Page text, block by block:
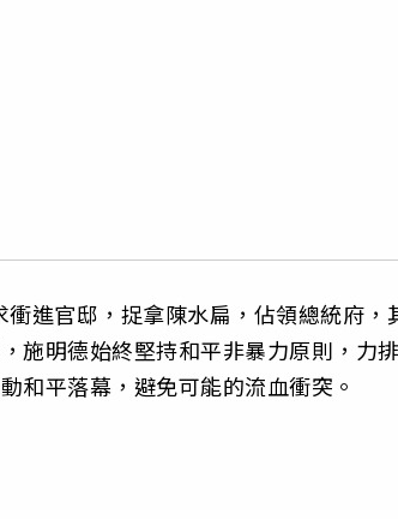
進官邸，捉拿陳水扁，佔領總統府，
施明德始終堅持和平非暴力原則，力
和平落幕，避免可能的流血衝突。